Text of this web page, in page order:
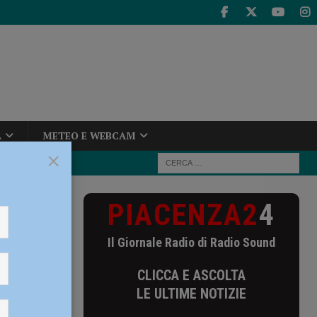
METEO E WEBCAM
PIACENZA24
Il Giornale Radio di Radio Sound
CLICCA E ASCOLTA
LE ULTIME NOTIZIE
×